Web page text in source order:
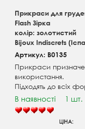
Прикраси для
Flash Зірка
колір: золотистий
Bijoux Indiscrets
Артикул: B0135
Прикраси
використання.
Підходять до всіх
В наявності 1 шт.
ЦІНА: